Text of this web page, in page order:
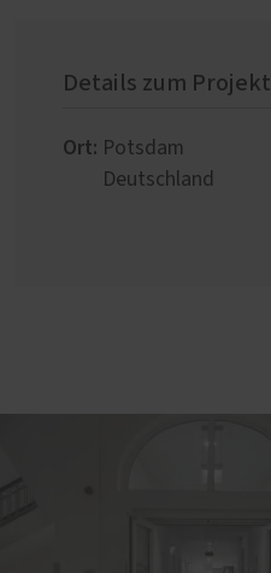
Details zum Projekt
Ort: Potsdam
Deutschland